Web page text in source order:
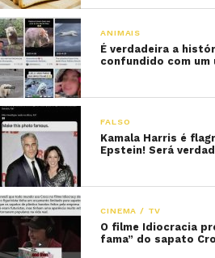
ANIMAIS
É verdadeira a
confundido com um
FALSO
Kamala Harris é
Epstein! Será
CINEMA / TV
O filme Idiocracia
fama” do sapato